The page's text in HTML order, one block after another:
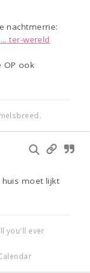
nachtmerrie:
ter-wereld
OP ook
huis moet lijkt
you'll ever